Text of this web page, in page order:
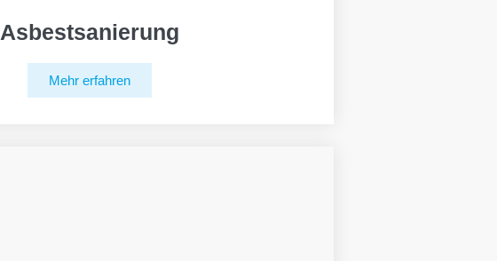
Asbestsanierung
Mehr erfahren